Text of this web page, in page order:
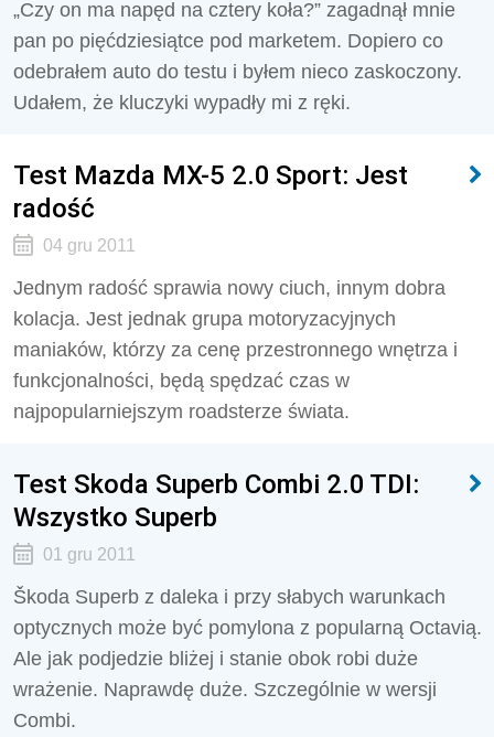
„Czy on ma napęd na cztery koła?” zagadnął mnie
pan po pięćdziesiątce pod marketem. Dopiero co
odebrałem auto do testu i byłem nieco zaskoczony.
Udałem, że kluczyki wypadły mi z ręki.
Test Mazda MX-5 2.0 Sport: Jest
radość
04 gru 2011
Jednym radość sprawia nowy ciuch, innym dobra
kolacja. Jest jednak grupa motoryzacyjnych
maniaków, którzy za cenę przestronnego wnętrza i
funkcjonalności, będą spędzać czas w
najpopularniejszym roadsterze świata.
Test Skoda Superb Combi 2.0 TDI:
Wszystko Superb
01 gru 2011
Škoda Superb z daleka i przy słabych warunkach
optycznych może być pomylona z popularną Octavią.
Ale jak podjedzie bliżej i stanie obok robi duże
wrażenie. Naprawdę duże. Szczególnie w wersji
Combi.